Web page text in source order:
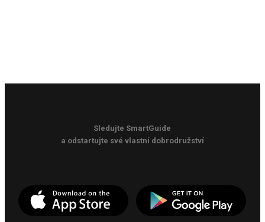
Sledujte SmartGuide
a odstartujte své vlastní dobrodružství